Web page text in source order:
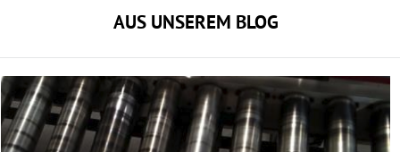
AUS UNSEREM BLOG